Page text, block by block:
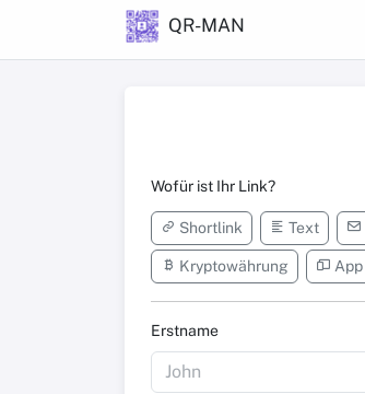
QR-MAN
Wofür ist Ihr Link?
Shortlink Text
Kryptowährung App
Erstname